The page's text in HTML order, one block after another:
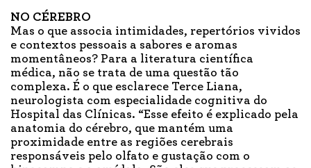
NO CÉREBRO
Mas o que associa intimidades, repertórios vividos
e contextos pessoais a sabores e aromas
momentâneos? Para a literatura científica
médica, não se trata de uma questão tão
complexa. É o que esclarece Terce Liana,
neurologista com especialidade cognitiva do
Hospital das Clínicas. “Esse efeito é explicado pela
anatomia do cérebro, que mantém uma
proximidade entre as regiões cerebrais
responsáveis pelo olfato e gustação com o